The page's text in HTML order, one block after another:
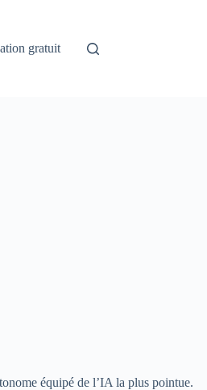
gratuit
équipé de l’IA la plus pointue.